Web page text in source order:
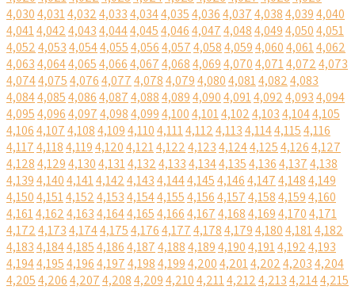
4,0304,0314,0324,0334,0344,0354,0364,0374,0384,0394,040
4,0414,0424,0434,0444,0454,0464,0474,0484,0494,0504,051
4,0524,0534,0544,0554,0564,0574,0584,0594,0604,0614,062
4,0634,0644,0654,0664,0674,0684,0694,0704,0714,0724,073
4,0744,0754,0764,0774,0784,0794,0804,0814,0824,083
4,0844,0854,0864,0874,0884,0894,0904,0914,0924,0934,094
4,0954,0964,0974,0984,0994,1004,1014,1024,1034,1044,105
4,1064,1074,1084,1094,1104,1114,1124,1134,1144,1154,116
4,1174,1184,1194,1204,1214,1224,1234,1244,1254,1264,127
4,1284,1294,1304,1314,1324,1334,1344,1354,1364,1374,138
4,1394,1404,1414,1424,1434,1444,1454,1464,1474,1484,149
4,1504,1514,1524,1534,1544,1554,1564,1574,1584,1594,160
4,1614,1624,1634,1644,1654,1664,1674,1684,1694,1704,171
4,1724,1734,1744,1754,1764,1774,1784,1794,1804,1814,182
4,1834,1844,1854,1864,1874,1884,1894,1904,1914,1924,193
4,1944,1954,1964,1974,1984,1994,2004,2014,2024,2034,204
4,2054,2064,2074,2084,2094,2104,2114,2124,2134,2144,215